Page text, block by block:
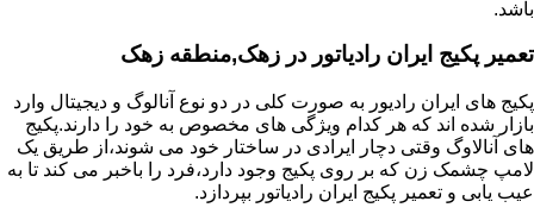
باشد.
تعمیر پکیج ایران رادیاتور در زهک,منطقه زهک
پکیج های ایران رادیور به صورت کلی در دو نوع آنالوگ و دیجیتال وارد
بازار شده اند که هر کدام ویژگی های مخصوص به خود را دارند.پکیج
های آنالاوگ وقتی دچار ایرادی در ساختار خود می شوند،از طریق یک
لامپ چشمک زن که بر روی پکیج وجود دارد،فرد را باخبر می کند تا به
عیب یابی و تعمیر پکیج ایران رادیاتور بپردازد.